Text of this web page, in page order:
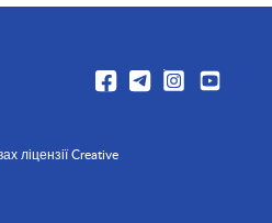
ліцензії Creative